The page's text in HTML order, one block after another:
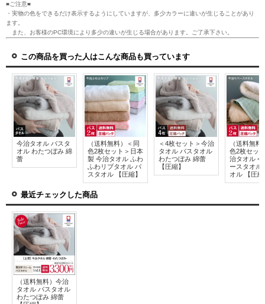
■ご注意■
・実物の色をできるだけ表示するようにしていますが、多少カラーに違いが生じることがあり
ます。
また、お客様のPC環境により多少の違いが生じる場合があります。ご了承下さい。
この商品を買った人はこんな商品も買っています
今治タオル バスタ
オル わたつぼみ 綿
蕾
（送料無料）＜同
色2枚セット＞日本
製 今治タオル ふわ
ふわリブタオル バ
スタオル 【圧縮】
＜4枚セット＞今治
タオル バスタオル
わたつぼみ 綿蕾
【圧縮】
（送料無料
色2枚セッ
治タオル
ースタオル
オル 【圧縮
最近チェックした商品
（送料無料）今治
タオル バスタオル
わたつぼみ 綿蕾